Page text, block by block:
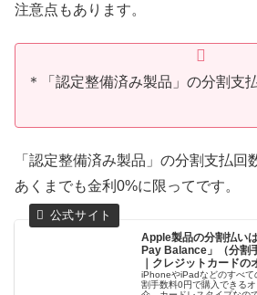
注意点もあります。
＊「認定整備済み製品」の分割支
「認定整備済み製品」の分割支払回
あくまでも金利0%に限ってです。
Apple製品の分割払い
Pay Balance」（分割
｜クレジットカードの
iPhoneやiPadなどのすべ
割手数料0円で購入できる